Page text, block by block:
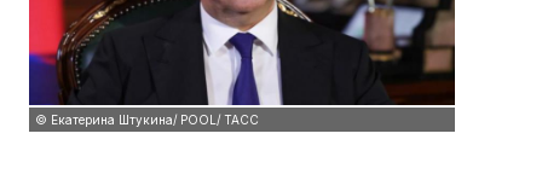
© Екатерина Штукина/ POOL/ ТАСС